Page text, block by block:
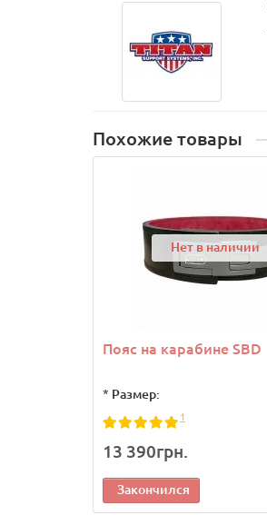
Похожие товары
Нет в наличии
Пояс на карабине SBD
* Размер:
1
13 390грн.
Закончился